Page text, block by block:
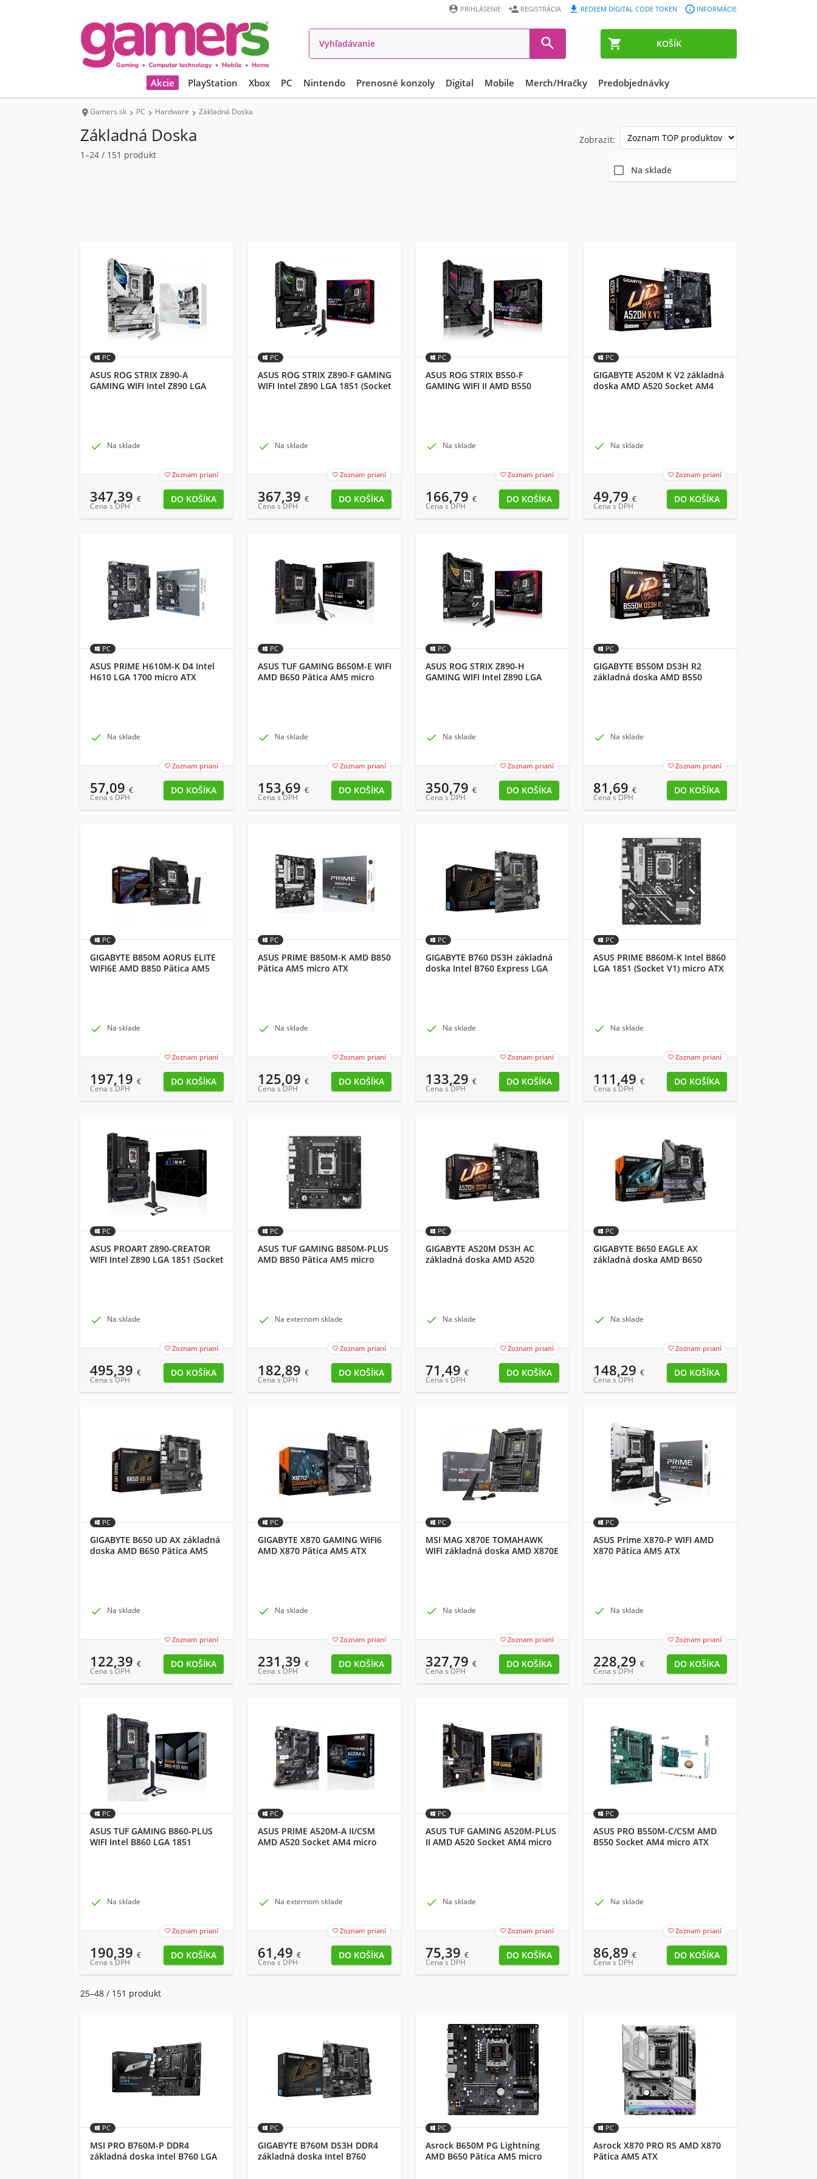
 KOŠÍK
 INFORMÁCIE
 REDEEM DIGITAL CODE TOKEN
 REGISTRÁCIA
 PRIHLÁSENIE

Akcie PlayStation Xbox PC Nintendo Prenosné konzoly Digital Mobile Merch/Hračky Predobjednávky
Gamers.sk  PC  Hardware  Základná Doska
Základná Doska
1–24 / 151 produkt
Zobrazit:
Na sklade
PC
ASUS ROG STRIX Z890-A
GAMING WIFI Intel Z890 LGA
 Na sklade
 Zoznam prianí
347,39 €
Cena s DPH
PC
ASUS ROG STRIX Z890-F GAMING
WIFI Intel Z890 LGA 1851 (Socket
 Na sklade
 Zoznam prianí
367,39 €
Cena s DPH
PC
ASUS ROG STRIX B550-F
GAMING WIFI II AMD B550
 Na sklade
 Zoznam prianí
166,79 €
Cena s DPH
PC
GIGABYTE A520M K V2 základná
doska AMD A520 Socket AM4
 Na sklade
 Zoznam prianí
49,79 €
Cena s DPH
PC
ASUS PRIME H610M-K D4 Intel
H610 LGA 1700 micro ATX
 Na sklade
 Zoznam prianí
57,09 €
Cena s DPH
PC
ASUS TUF GAMING B650M-E WIFI
AMD B650 Pätica AM5 micro
 Na sklade
 Zoznam prianí
153,69 €
Cena s DPH
PC
ASUS ROG STRIX Z890-H
GAMING WIFI Intel Z890 LGA
 Na sklade
 Zoznam prianí
350,79 €
Cena s DPH
PC
GIGABYTE B550M DS3H R2
základná doska AMD B550
 Na sklade
 Zoznam prianí
81,69 €
Cena s DPH
PC
GIGABYTE B850M AORUS ELITE
WIFI6E AMD B850 Pätica AM5
 Na sklade
 Zoznam prianí
197,19 €
Cena s DPH
PC
ASUS PRIME B850M-K AMD B850
Pätica AM5 micro ATX
 Na sklade
 Zoznam prianí
125,09 €
Cena s DPH
PC
GIGABYTE B760 DS3H základná
doska Intel B760 Express LGA
 Na sklade
 Zoznam prianí
133,29 €
Cena s DPH
PC
ASUS PRIME B860M-K Intel B860
LGA 1851 (Socket V1) micro ATX
 Na sklade
 Zoznam prianí
111,49 €
Cena s DPH
PC
ASUS PROART Z890-CREATOR
WIFI Intel Z890 LGA 1851 (Socket
 Na sklade
 Zoznam prianí
495,39 €
Cena s DPH
PC
ASUS TUF GAMING B850M-PLUS
AMD B850 Pätica AM5 micro
 Na externom sklade
 Zoznam prianí
182,89 €
Cena s DPH
PC
GIGABYTE A520M DS3H AC
základná doska AMD A520
 Na sklade
 Zoznam prianí
71,49 €
Cena s DPH
PC
GIGABYTE B650 EAGLE AX
základná doska AMD B650
 Na sklade
 Zoznam prianí
148,29 €
Cena s DPH
PC
GIGABYTE B650 UD AX základná
doska AMD B650 Pätica AM5
 Na sklade
 Zoznam prianí
122,39 €
Cena s DPH
PC
GIGABYTE X870 GAMING WIFI6
AMD X870 Pätica AM5 ATX
 Na sklade
 Zoznam prianí
231,39 €
Cena s DPH
PC
MSI MAG X870E TOMAHAWK
WIFI základná doska AMD X870E
 Na sklade
 Zoznam prianí
327,79 €
Cena s DPH
PC
ASUS Prime X870-P WIFI AMD
X870 Pätica AM5 ATX
 Na sklade
 Zoznam prianí
228,29 €
Cena s DPH
PC
ASUS TUF GAMING B860-PLUS
WIFI Intel B860 LGA 1851
 Na sklade
 Zoznam prianí
190,39 €
Cena s DPH
PC
ASUS PRIME A520M-A II/CSM
AMD A520 Socket AM4 micro
 Na externom sklade
 Zoznam prianí
61,49 €
Cena s DPH
PC
ASUS TUF GAMING A520M-PLUS
II AMD A520 Socket AM4 micro
 Na sklade
 Zoznam prianí
75,39 €
Cena s DPH
PC
ASUS PRO B550M-C/CSM AMD
B550 Socket AM4 micro ATX
 Na sklade
 Zoznam prianí
86,89 €
Cena s DPH
25–48 / 151 produkt
PC
MSI PRO B760M-P DDR4
základná doska Intel B760 LGA
PC
GIGABYTE B760M DS3H DDR4
základná doska Intel B760
PC
Asrock B650M PG Lightning
AMD B650 Pätica AM5 micro
PC
Asrock X870 PRO RS AMD X870
Pätica AM5 ATX